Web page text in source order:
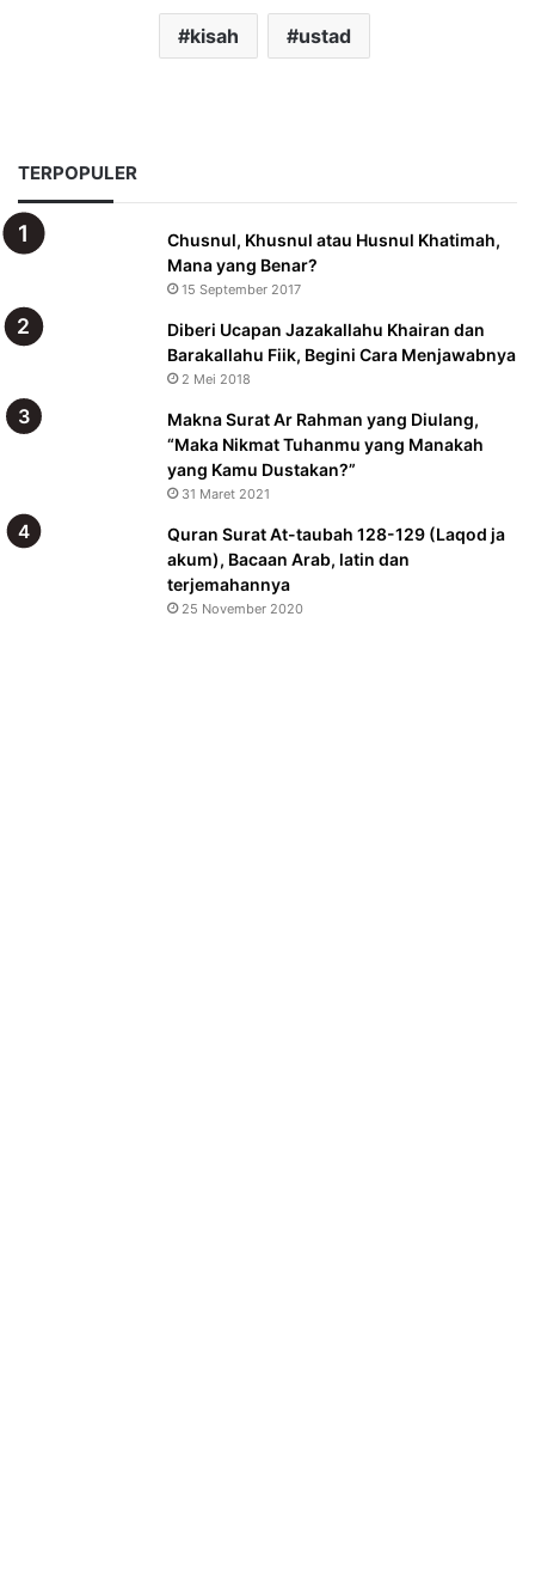
kisah ustad
TERPOPULER
Chusnul, Khusnul atau Husnul Khatimah,
Mana yang Benar?
15 September 2017
Diberi Ucapan Jazakallahu Khairan dan
Barakallahu Fiik, Begini Cara Menjawabnya
2 Mei 2018
Makna Surat Ar Rahman yang Diulang,
“Maka Nikmat Tuhanmu yang Manakah
yang Kamu Dustakan?”
31 Maret 2021
Quran Surat At-taubah 128-129 (Laqod ja
akum), Bacaan Arab, latin dan
terjemahannya
25 November 2020